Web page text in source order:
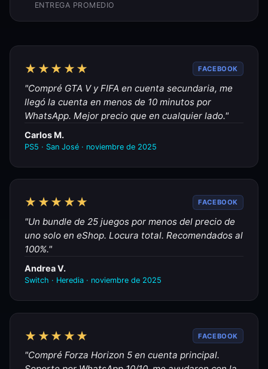
ENTREGA PROMEDIO
★★★★★ FACEBOOK
"Compré GTA V y FIFA en cuenta secundaria, me
llegó la cuenta en menos de 10 minutos por
WhatsApp. Mejor precio que en cualquier lado."
Carlos M.
PS5 · San José · noviembre de 2025
★★★★★ FACEBOOK
"Un bundle de 25 juegos por menos del precio de
uno solo en eShop. Locura total. Recomendados al
100%."
Andrea V.
Switch · Heredia · noviembre de 2025
★★★★★ FACEBOOK
"Compré Forza Horizon 5 en cuenta principal.